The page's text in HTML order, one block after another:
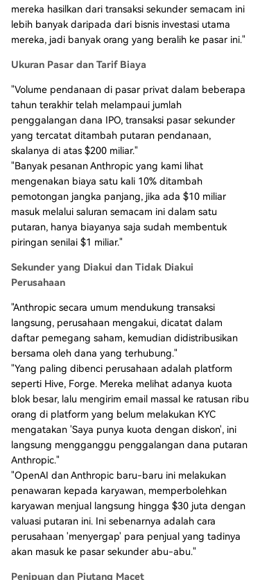
mereka hasilkan dari transaksi sekunder semacam ini
lebih banyak daripada dari bisnis investasi utama
mereka, jadi banyak orang yang beralih ke pasar ini."
Ukuran Pasar dan Tarif Biaya
"Volume pendanaan di pasar privat dalam beberapa
tahun terakhir telah melampaui jumlah
penggalangan dana IPO, transaksi pasar sekunder
yang tercatat ditambah putaran pendanaan,
skalanya di atas $200 miliar."
"Banyak pesanan Anthropic yang kami lihat
mengenakan biaya satu kali 10% ditambah
pemotongan jangka panjang, jika ada $10 miliar
masuk melalui saluran semacam ini dalam satu
putaran, hanya biayanya saja sudah membentuk
piringan senilai $1 miliar."
Sekunder yang Diakui dan Tidak Diakui
Perusahaan
"Anthropic secara umum mendukung transaksi
langsung, perusahaan mengakui, dicatat dalam
daftar pemegang saham, kemudian didistribusikan
bersama oleh dana yang terhubung."
"Yang paling dibenci perusahaan adalah platform
seperti Hive, Forge. Mereka melihat adanya kuota
blok besar, lalu mengirim email massal ke ratusan ribu
orang di platform yang belum melakukan KYC
mengatakan 'Saya punya kuota dengan diskon', ini
langsung mengganggu penggalangan dana putaran
Anthropic."
"OpenAI dan Anthropic baru-baru ini melakukan
penawaran kepada karyawan, memperbolehkan
karyawan menjual langsung hingga $30 juta dengan
valuasi putaran ini. Ini sebenarnya adalah cara
perusahaan 'menyergap' para penjual yang tadinya
akan masuk ke pasar sekunder abu-abu."
Penipuan dan Piutang Macet